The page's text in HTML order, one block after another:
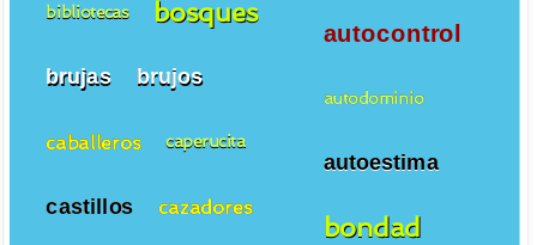
autocontrol
autodominio
autoestima
bondad
bibliotecas bosques
brujas brujos
caballeros caperucita
castillos cazadores